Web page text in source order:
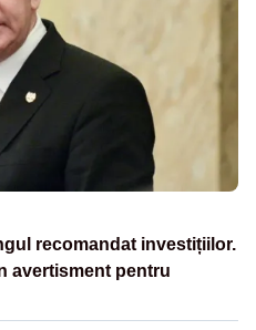
recomandat investițiilor.
avertisment pentru